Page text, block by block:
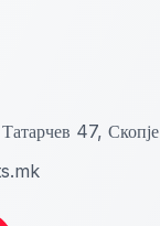
47, Скопје